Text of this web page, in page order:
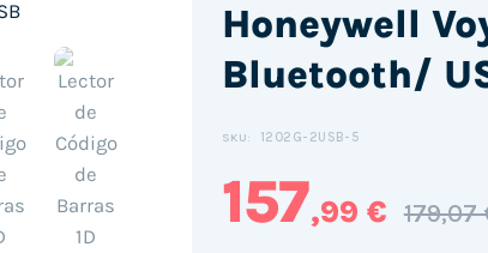
Honeywell
Bluetooth/
SKU: 1202G-2USB-5
157,99 € 179,07